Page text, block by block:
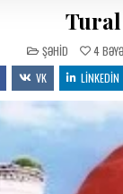
POSTED
IN
ŞƏHID 4
VK LINKEDIN